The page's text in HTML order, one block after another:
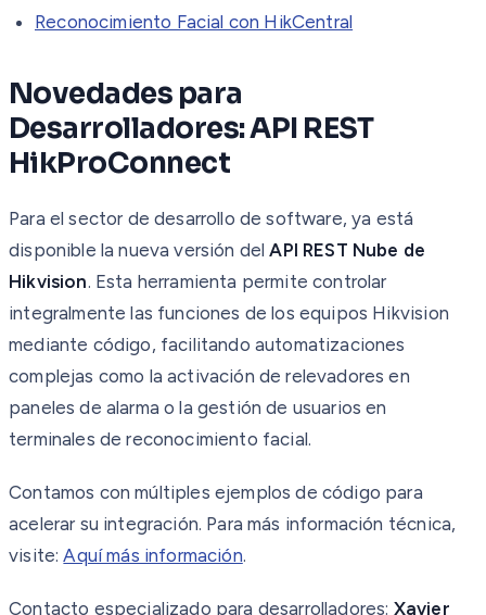
Reconocimiento Facial con HikCentral
Novedades para
Desarrolladores: API REST
HikProConnect
Para el sector de desarrollo de software, ya está
disponible la nueva versión delAPI REST Nube de
Hikvision. Esta herramienta permite controlar
integralmente las funciones de los equipos Hikvision
mediante código, facilitando automatizaciones
complejas como la activación de relevadores en
paneles de alarma o la gestión de usuarios en
terminales de reconocimiento facial.
Contamos con múltiples ejemplos de código para
acelerar su integración. Para más información técnica,
visite:Aquí más información.
Contacto especializado para desarrolladores: Xavier